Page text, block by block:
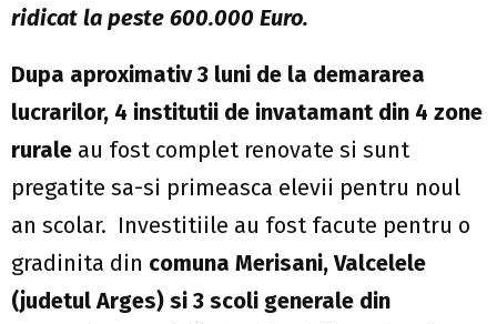
ridicat la peste 600.000 Euro.
Dupa aproximativ 3 luni de la demararea
lucrarilor, 4 institutii de invatamant din 4 zone
rurale au fost complet renovate si sunt
pregatite sa-si primeasca elevii pentru noul
an scolar. Investitiile au fost facute pentru o
gradinita din comuna Merisani, Valcelele
(judetul Arges) si 3 scoli generale din